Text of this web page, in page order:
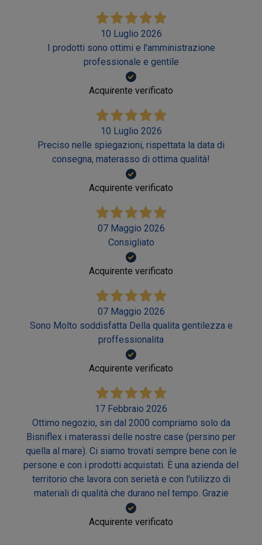
10 Luglio 2026
I prodotti sono ottimi e l'amministrazione
professionale e gentile
Acquirente verificato
10 Luglio 2026
Preciso nelle spiegazioni, rispettata la data di
consegna, materasso di ottima qualità!
Acquirente verificato
07 Maggio 2026
Consigliato
Acquirente verificato
07 Maggio 2026
Sono Molto soddisfatta Della qualita gentilezza e
proffessionalita
Acquirente verificato
17 Febbraio 2026
Ottimo negozio, sin dal 2000 compriamo solo da
Bisniflex i materassi delle nostre case (persino per
quella al mare). Ci siamo trovati sempre bene con le
persone e con i prodotti acquistati. È una azienda del
territorio che lavora con serietà e con l'utilizzo di
materiali di qualità che durano nel tempo. Grazie
Acquirente verificato